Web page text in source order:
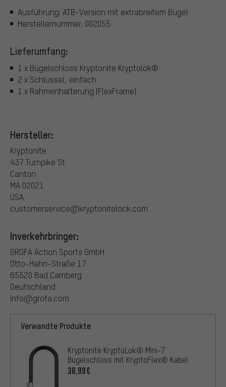
Ausführung: ATB-Version mit extrabreitem Bügel
Herstellernummer: 002055
Lieferumfang:
1 x Bügelschloss Kryptonite Kryptolok®
2 x Schlüssel, einfach
1 x Rahmenhalterung (FlexFrame)
Hersteller:
Kryptonite
437 Turnpike St
Canton
MA 02021
USA
customerservice@kryptonitelock.com
Inverkehrbringer:
GROFA Action Sports GmbH
Otto-Hahn-Straße 17
65520 Bad Camberg
Deutschland
info@grofa.com
Verwandte Produkte
Kryptonite KryptoLok® Mini-7
Bügelschloss mit KryptoFlex® Kabel
38,99€